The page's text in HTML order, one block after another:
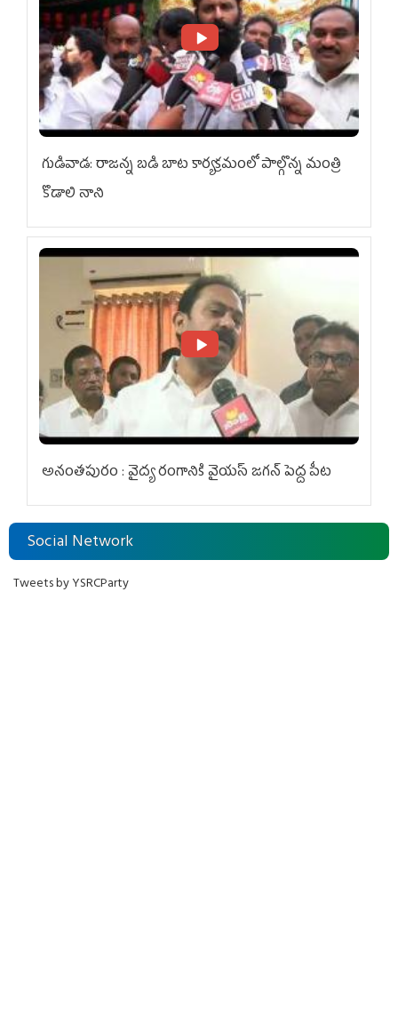
గుడివాడ: రాజన్న బడి బాట కార్యక్రమంలో పాల్గొన్న మంత్రి
కొడాలి నాని
అనంతపురం : వైద్య రంగానికి వైయ‌స్ జ‌గ‌న్ పెద్ద పీట
Social Network
Tweets by YSRCParty